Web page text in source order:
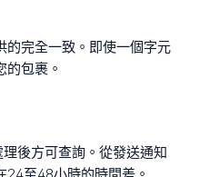
的完全一致。即使一個字元
的包裹。
後方可查詢。從發送通知